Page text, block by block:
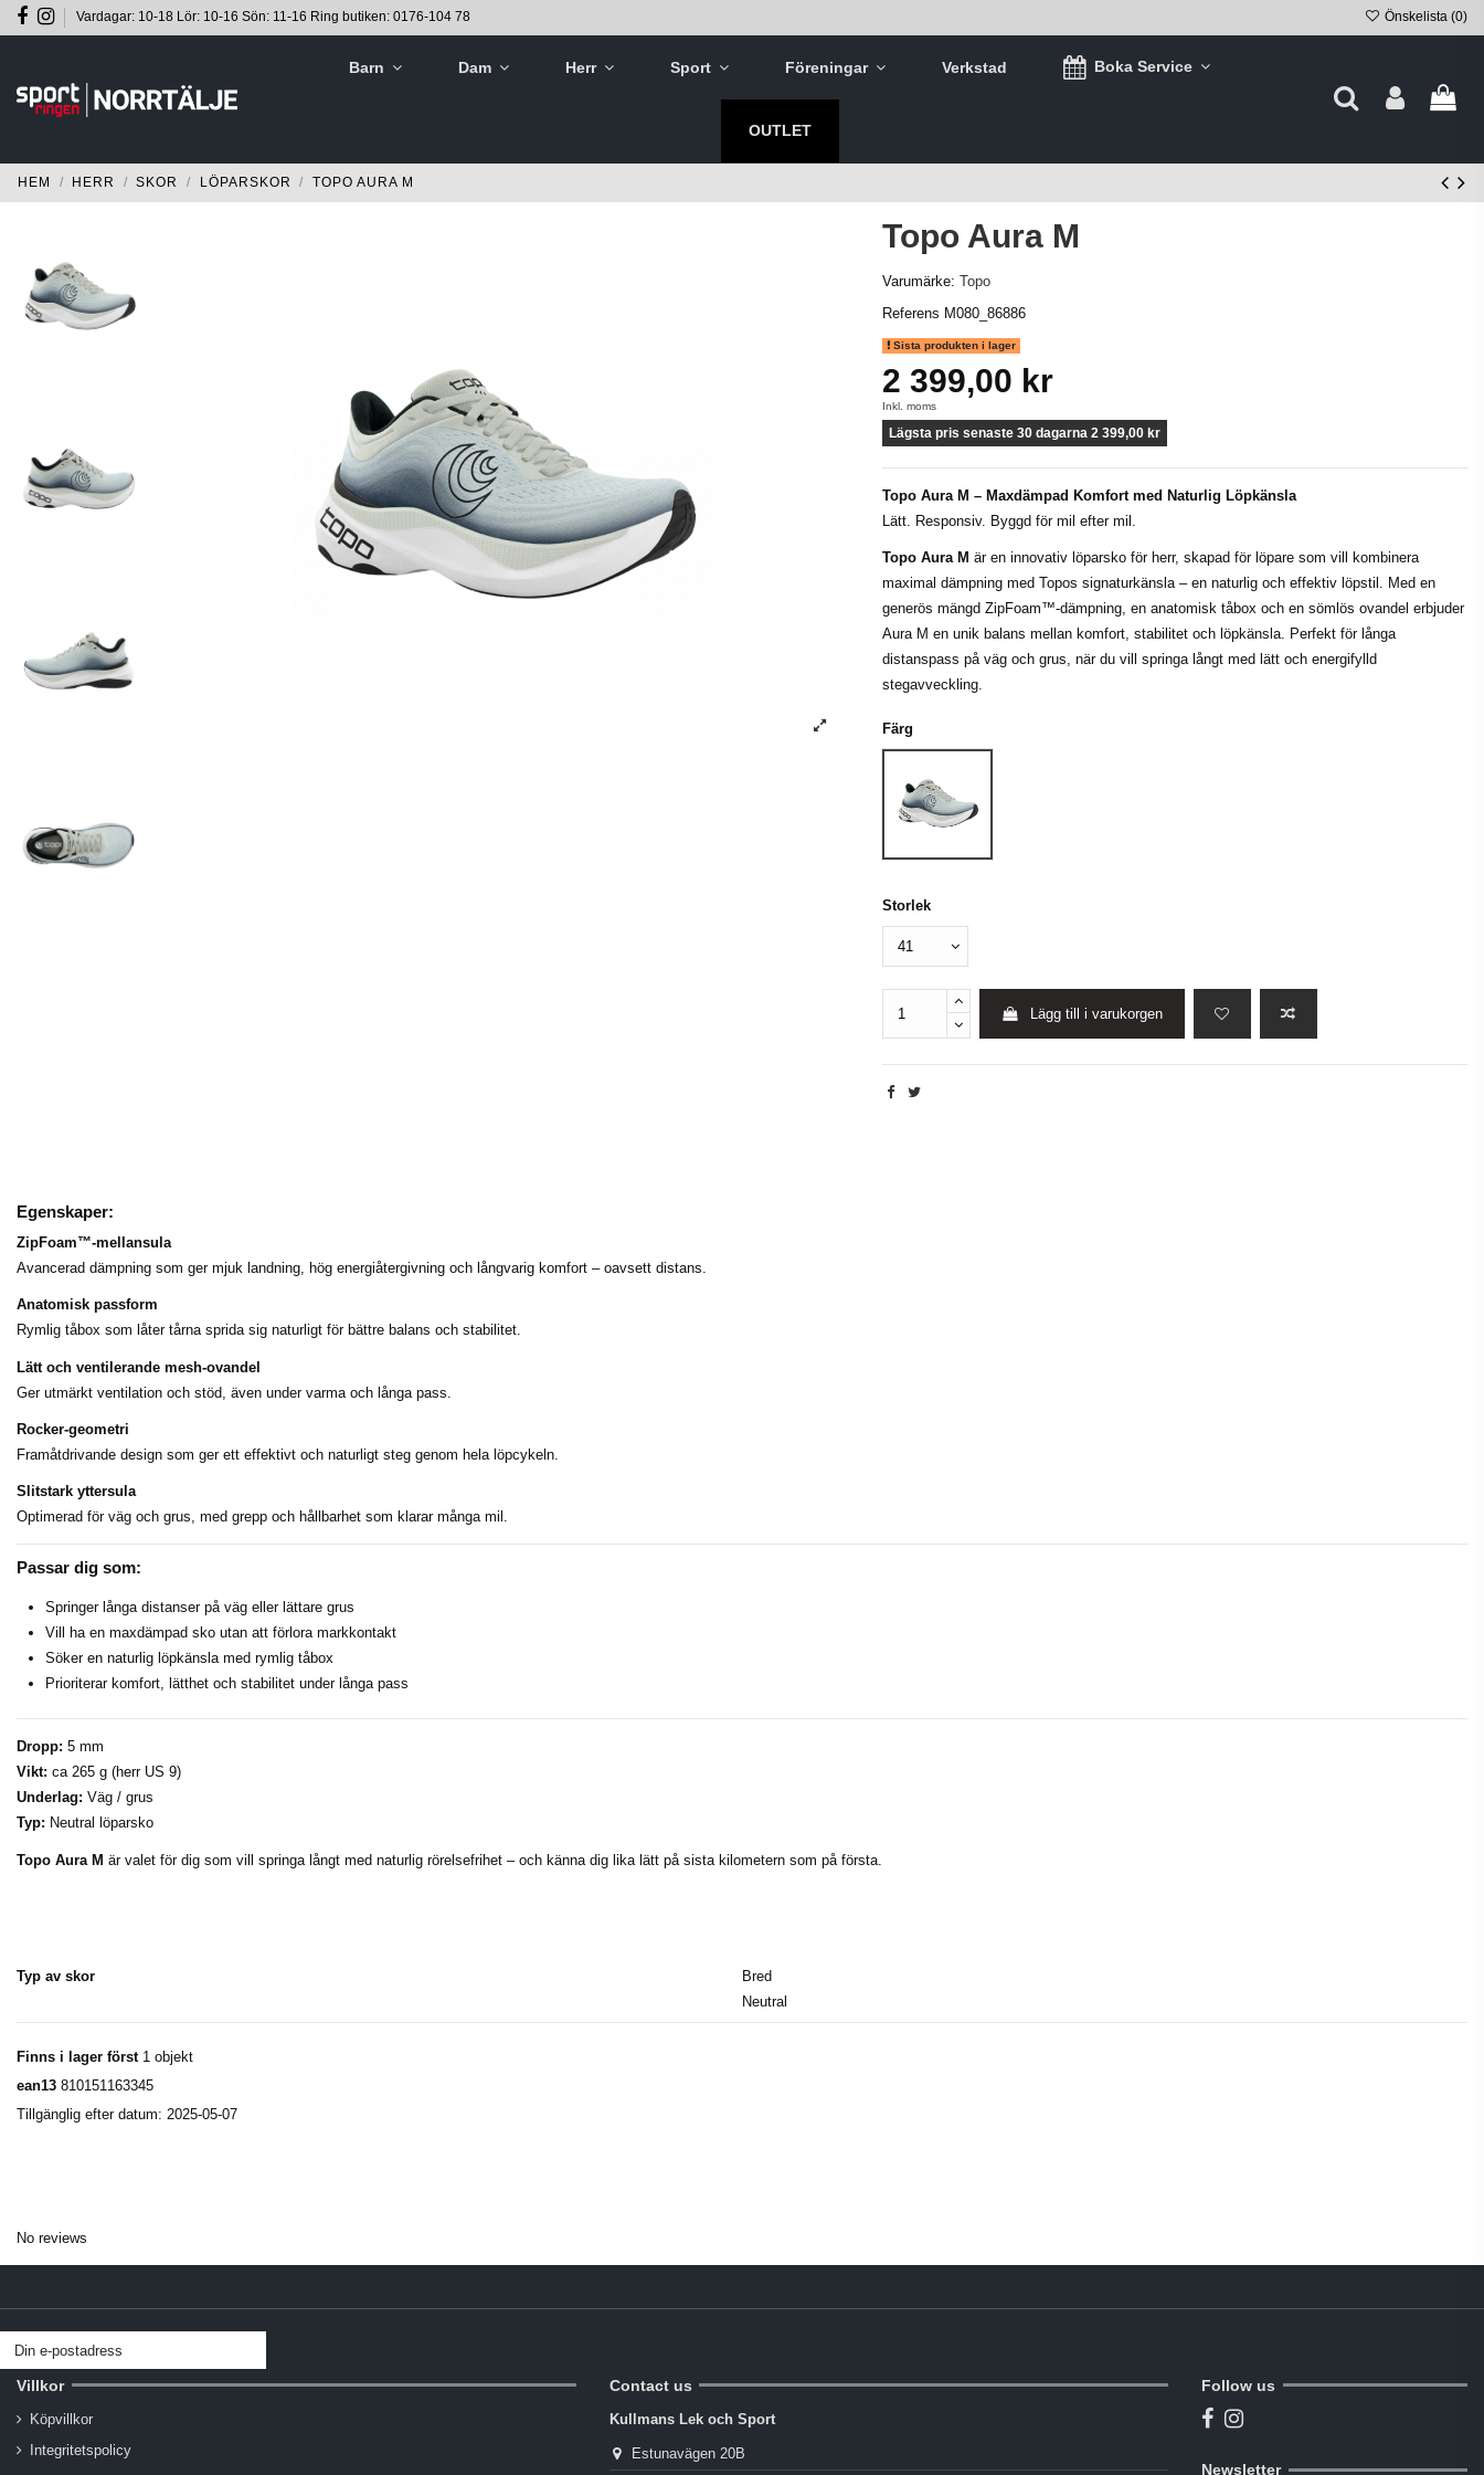
Vardagar: 10-18 Lör: 10-16 Sön: 11-16 Ring butiken: 0176-104 78 Önskelista (0)
Barn Dam Herr Sport Föreningar Verkstad Boka Service
OUTLET
HEM HERR SKOR LÖPARSKOR TOPO AURA M
Topo Aura M
Varumärke: Topo
Referens M080_86886
Sista produkten i lager
2 399,00 kr
Inkl. moms
Lägsta pris senaste 30 dagarna 2 399,00 kr
Topo Aura M – Maxdämpad Komfort med Naturlig Löpkänsla
Lätt. Responsiv. Byggd för mil efter mil.
Topo Aura M är en innovativ löparsko för herr, skapad för löpare som vill kombinera
maximal dämpning med Topos signaturkänsla – en naturlig och effektiv löpstil. Med en
generös mängd ZipFoam™-dämpning, en anatomisk tåbox och en sömlös ovandel erbjuder
Aura M en unik balans mellan komfort, stabilitet och löpkänsla. Perfekt för långa
distanspass på väg och grus, när du vill springa långt med lätt och energifylld
stegavveckling.
Färg
Storlek
Lägg till i varukorgen
Egenskaper:
ZipFoam™-mellansula
Avancerad dämpning som ger mjuk landning, hög energiåtergivning och långvarig komfort – oavsett distans.
Anatomisk passform
Rymlig tåbox som låter tårna sprida sig naturligt för bättre balans och stabilitet.
Lätt och ventilerande mesh-ovandel
Ger utmärkt ventilation och stöd, även under varma och långa pass.
Rocker-geometri
Framåtdrivande design som ger ett effektivt och naturligt steg genom hela löpcykeln.
Slitstark yttersula
Optimerad för väg och grus, med grepp och hållbarhet som klarar många mil.
Passar dig som:
Springer långa distanser på väg eller lättare grus
Vill ha en maxdämpad sko utan att förlora markkontakt
Söker en naturlig löpkänsla med rymlig tåbox
Prioriterar komfort, lätthet och stabilitet under långa pass
Dropp: 5 mm
Vikt: ca 265 g (herr US 9)
Underlag: Väg / grus
Typ: Neutral löparsko
Topo Aura M är valet för dig som vill springa långt med naturlig rörelsefrihet – och känna dig lika lätt på sista kilometern som på första.
Typ av skor
Bred
Neutral
Finns i lager först 1 objekt
ean13 810151163345
Tillgänglig efter datum: 2025-05-07
No reviews
Villkor
Köpvillkor
Integritetspolicy
Contact us
Kullmans Lek och Sport
Estunavägen 20B
Follow us
Newsletter